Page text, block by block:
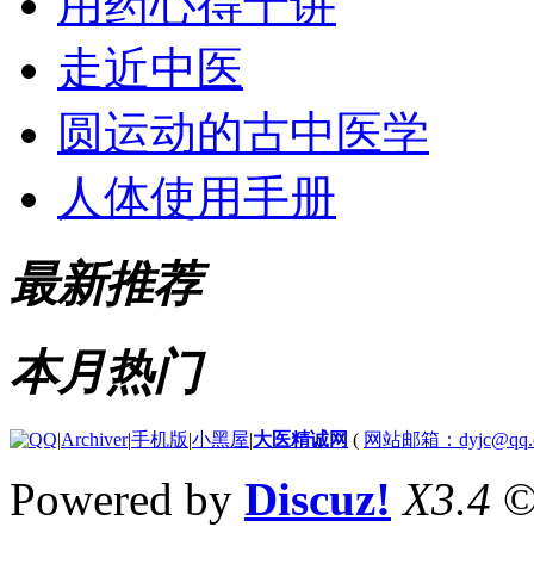
走近中医
圆运动的古中医学
人体使用手册
最新推荐
本月热门
|Archiver|手机版|小黑屋|大医精诚网 ( 网站邮箱：
Powered by Discuz! X3.4